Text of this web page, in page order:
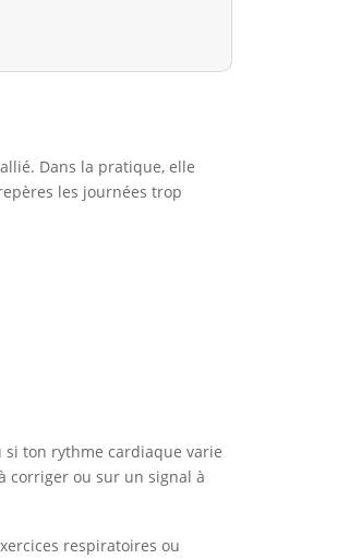
Dans la pratique, elle
les journées trop
si ton rythme cardiaque varie
corriger ou sur un signal à
respiratoires ou